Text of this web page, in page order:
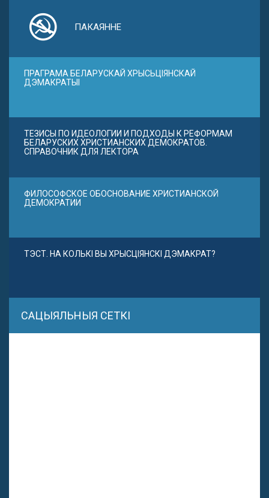
ПАКАЯННЕ
ПРАГРАМА БЕЛАРУСКАЙ ХРЫСЬЦІЯНСКАЙ
ДЭМАКРАТЫІ
ТЕЗИСЫ ПО ИДЕОЛОГИИ И ПОДХОДЫ К РЕФОРМАМ
БЕЛАРУСКИХ ХРИСТИАНСКИХ ДЕМОКРАТОВ.
СПРАВОЧНИК ДЛЯ ЛЕКТОРА
ФИЛОСОФСКОЕ ОБОСНОВАНИЕ ХРИСТИАНСКОЙ
ДЕМОКРАТИИ
ТЭСТ. НА КОЛЬКІ ВЫ ХРЫСЦІЯНСКІ ДЭМАКРАТ?
САЦЫЯЛЬНЫЯ СЕТКІ